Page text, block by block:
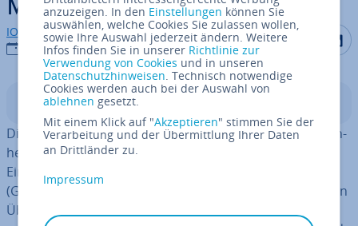
Mail-Ende
IONOS Redaktion
11.03.2022
Auf Auf
In­halts­ver­zeich­nis
Die Gruß­for­mel am Ende einer E-Mail bietet die Ge­le­gen­
heit, Pro­fes­sio­na­li­tät zu beweisen, einen guten letzten
Eindruck zu hin­ter­las­sen und gleich­zei­tig die
(Geschäfts-)Beziehung zu pflegen. Wir geben Ihnen einen
Überblick über geläufige Gruß­for­meln in E-Mails und
anzuzeigen. In den Einstellungen können Sie
auswählen, welche Cookies Sie zulassen wollen,
sowie Ihre Auswahl jederzeit ändern. Weitere
Infos finden Sie in unserer Richtlinie zur
Verwendung von Cookies und in unseren
Datenschutzhinweisen. Technisch notwendige
Cookies werden auch bei der Auswahl von
ablehnen gesetzt.
Mit einem Klick auf "Akzeptieren" stimmen Sie der
Verarbeitung und der Übermittlung Ihrer Daten
an Drittländer zu.
Impressum